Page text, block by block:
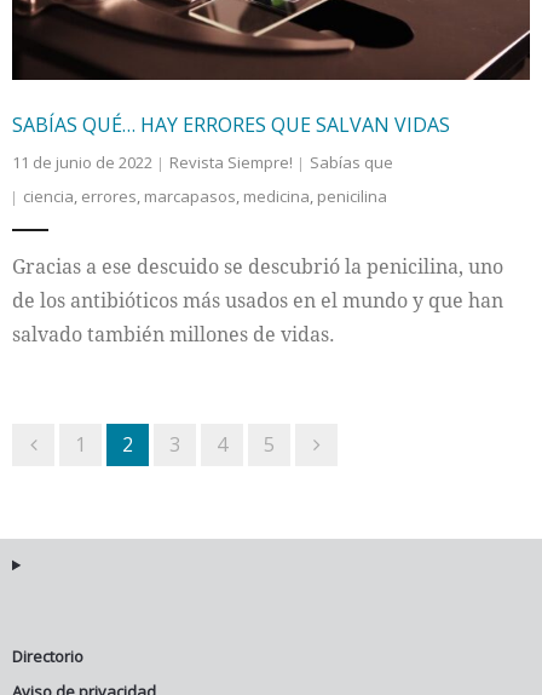
SABÍAS QUÉ… HAY ERRORES QUE SALVAN VIDAS
11 de junio de 2022 Revista Siempre!
Sabías que
ciencia, errores, marcapasos, medicina, penicilina
Gracias a ese descuido se descubrió la penicilina, uno
de los antibióticos más usados en el mundo y que han
salvado también millones de vidas.
1 2 3 4 5
Directorio